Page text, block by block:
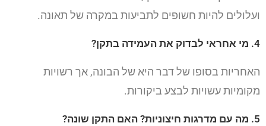
ועלולים להיות חשופים לתביעות במקרה של תאונה.
4. מי אחראי לבדוק את העמידה בתקן?
האחריות בסופו של דבר היא של הבונה, אך רשויות
מקומיות עשויות לבצע ביקורות.
5. מה עם מדרגות חיצוניות? האם התקן שונה?